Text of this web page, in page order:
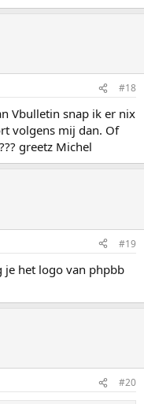
#18
Vbulletin snap ik er nix
volgens mij dan. Of
greetz Michel
#19
het logo van phpbb
#20